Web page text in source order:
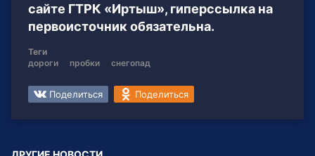
сайте ГТРК «Иртыш», гиперссылка на
первоисточник обязательна.
Теги
дороги
пробки снегопад
Поделиться Поделиться